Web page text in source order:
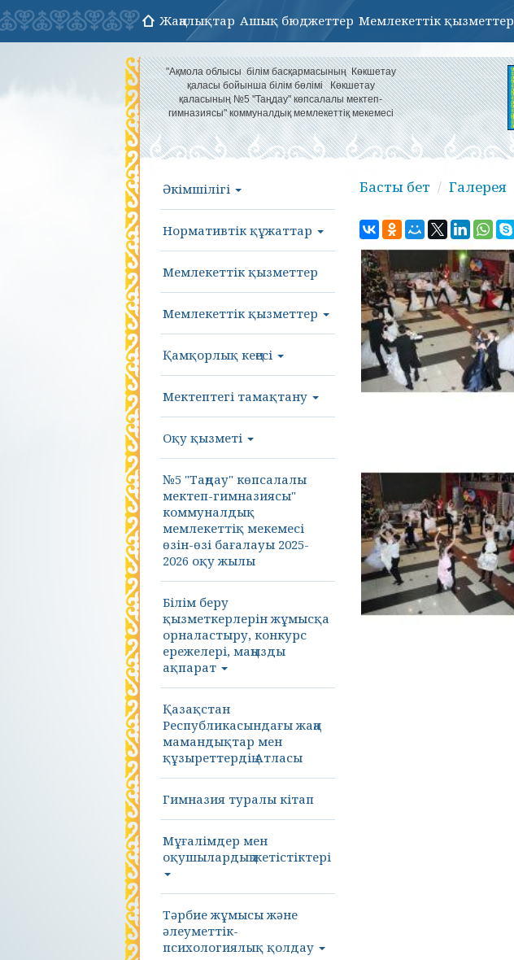
Жаңалықтар Ашық бюджеттер Мемлекеттік қызметтер
"Ақмола облысы білім басқармасының Көкшетау
қаласы бойынша білім бөлімі Көкшетау
қаласының №5 "Таңдау" көпсалалы мектеп-
гимназиясы" коммуналдық мемлекеттіқ мекемесі
Әкімшілігі
Нормативтік құжаттар
Мемлекеттік қызметтер
Мемлекеттік қызметтер
Қамқорлық кеңесі
Мектептегі тамақтану
Оқу қызметі
№5 "Таңдау" көпсалалы
мектеп-гимназиясы"
коммуналдық
мемлекеттіқ мекемесі
өзін-өзі бағалауы 2025-
2026 оқу жылы
Білім беру
қызметкерлерін жұмысқа
орналастыру, конкурс
ережелері, маңызды
ақпарат
Қазақстан
Республикасындағы жаңа
мамандықтар мен
құзыреттердің Атласы
Гимназия туралы кітап
Мұғалімдер мен
оқушылардың жетістіктері
Тәрбие жұмысы және
әлеуметтік-
психологиялық қолдау
Басты бет Галерея